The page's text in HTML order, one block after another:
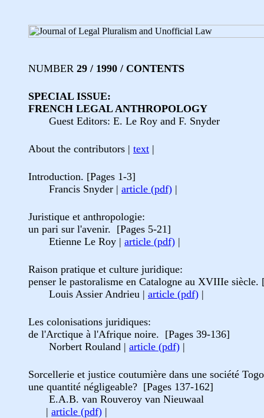
NUMBER 29 / 1990 / CONTENTS
SPECIAL ISSUE:
FRENCH LEGAL ANTHROPOLOGY
Guest Editors: E. Le Roy and F. Snyder
About the contributors | text |
Introduction. [Pages 1-3]
Francis Snyder | article (pdf) |
Juristique et anthropologie:
un pari sur l'avenir. [Pages 5-21]
Etienne Le Roy | article (pdf) |
Raison pratique et culture juridique:
penser le pastoralisme en Catalogne au XVIIIe siècle.
Louis Assier Andrieu | article (pdf) |
Les colonisations juridiques:
de l'Arctique à l'Afrique noire. [Pages 39-136]
Norbert Rouland | article (pdf) |
Sorcellerie et justice coutumière dans une société
une quantité négligeable? [Pages 137-162]
E.A.B. van Rouveroy van Nieuwaal
| article (pdf) |